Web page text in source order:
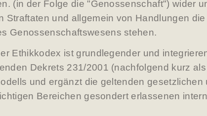
(in der Folge die "Genossenschaft") wider
Straftaten und allgemein von Handlungen
Genossenschaftswesens stehen.
Ethikkodex ist grundlegender und
Dekrets 231/2001 (nachfolgend kurz
und ergänzt die geltenden
Bereichen gesondert erlassenen